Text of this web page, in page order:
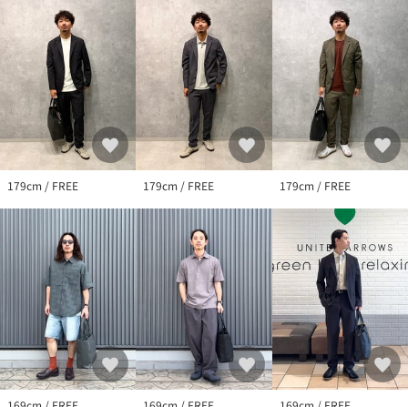
※画像の商品はサンプルです。実際の商品と色味、仕様、加工、
サイズ、素材等が若干異なる場合がございます。
※天然皮革のため、着用により他の衣服等に色が付着することが
あります。取り扱い表示をご確認の上、次の点に十分ご注意くだ
さい。摩擦により淡い色のベルトやバックに色移りしますのでご
注意ください。下着等は同色系のものを着用されることをおすす
めします。
※素材特性上の注意
・水濡れや摩擦による色落ちにご注意ください。
・天然皮革のため、シワや色むらが出ている場合がございます。
＜価格改定のお知らせ＞
本商品は価格改定を実施させていただきました。
そのため、本サイト内に明記した価格と異なる価格のタグが添付
された状態でお客様のお手元にお届けさせていただく場合がござ
いますので、あらかじめご了承ください。
店舗へお問い合わせの際は、全国のgreen label relaxing各店舗ま
で下記の品名/品番をお申し付けください。
品名：SC GLR ﾚｻﾞｰFUNCTIONﾄｰﾄV2 品番：32326991416
179cm / FREE 179cm / FREE 179cm / FREE